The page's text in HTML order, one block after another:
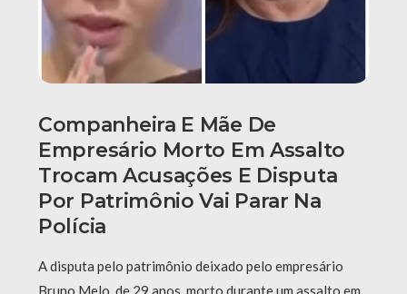
Companheira E Mãe De
Empresário Morto Em Assalto
Trocam Acusações E Disputa
Por Patrimônio Vai Parar Na
Polícia
A disputa pelo patrimônio deixado pelo empresário
Bruno Melo, de 29 anos, morto durante um assalto em